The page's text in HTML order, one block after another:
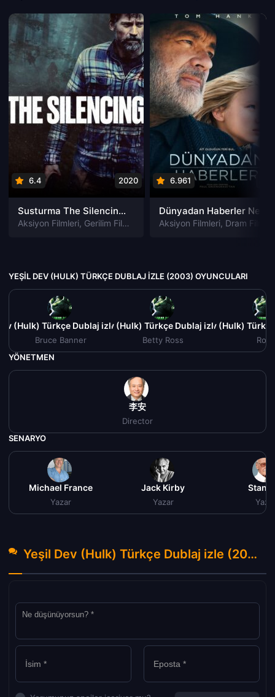
6.4 2020
Susturma The Silencing izle
Aksiyon Filmleri, Gerilim Filmleri Gizem Filmleri,Suç Filmleri
6.961
Aksiyon Filmleri, Dram Filmleri
YEŞIL DEV (HULK) TÜRKÇE DUBLAJ IZLE (2003) OYUNCULARI
(Hulk) Türkçe Dublaj izle (2003)
Bruce Banner
Yeşil Dev (Hulk) Türkçe Dublaj izle (2003)
Betty Ross
Yeşil Dev (Hulk)
Ross
YÖNETMEN
李安
Director
SENARYO
Michael France
Yazar
Jack Kirby
Yazar
Stan
Yeşil Dev (Hulk) Türkçe Dublaj izle (2003) Hakkında Yorumlar